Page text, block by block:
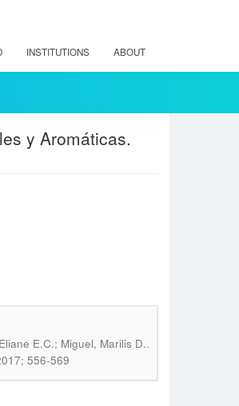
INSTITUTIONS ABOUT
y Aromáticas.
E.C.; Miguel, Marilis D..
556-569